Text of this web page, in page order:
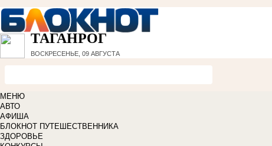
ТАГАНРОГ
ВОСКРЕСЕНЬЕ, 09 АВГУСТА
МЕНЮ
АВТО
АФИША
БЛОКНОТ ПУТЕШЕСТВЕННИКА
ЗДОРОВЬЕ